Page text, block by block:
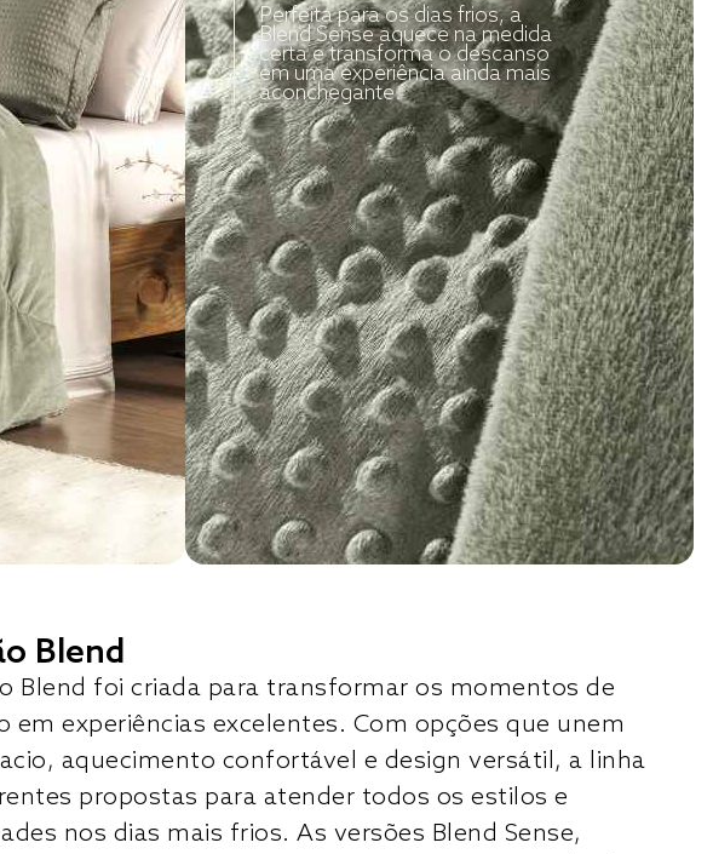
Perfeita para os dias frios, a
Blend Sense aquece na medida
certa e transforma o descanso
em uma experiência ainda mais
aconchegante.
Blend
Blend foi criada para transformar os momentos de
em experiências excelentes. Com opções que unem
aquecimento confortável e design versátil, a linha
propostas para atender todos os estilos e
nos dias mais frios. As versões Blend Sense,